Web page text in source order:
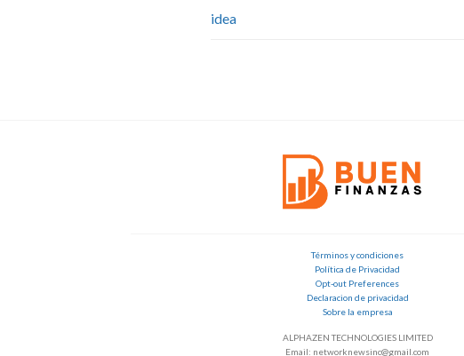
idea
Términos y condiciones
Política de Privacidad
Opt-out Preferences
Declaracion de privacidad
Sobre la empresa
ALPHAZEN TECHNOLOGIES LIMITED
Email: networknewsinc@gmail.com